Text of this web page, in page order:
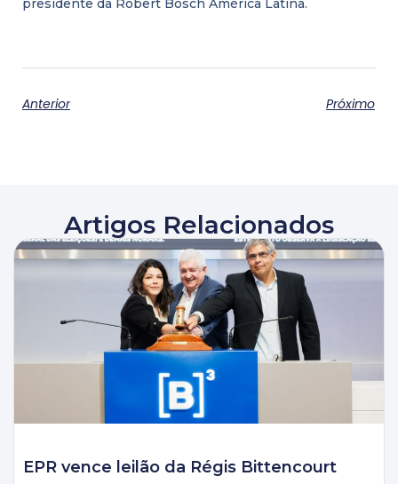
Anterior Próximo
Artigos Relacionados
EPR vence leilão da Régis Bittencourt